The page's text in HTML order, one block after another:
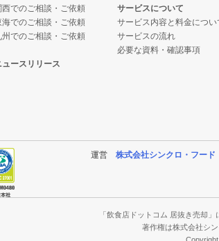
区の飲食店の居抜き売却物件の案件一覧
飲食店の居抜き売却物件の案件一覧
飲食店の居抜き売却物件の案件一覧
寺区の飲食店の居抜き売却物件の案件一覧
食店の居抜き売却物件の案件一覧
ラオケ・パブ・スナックの居抜き売却物件の案
ーの居抜き売却物件の案件一覧
食の居抜き売却物件の案件一覧
の他の居抜き売却物件の案件一覧
西でのご相談・ご依頼
海でのご相談・ご依頼
州でのご相談・ご依頼
ュースリリース
サービスについて
サービス内容と料金につい
サービスの流れ
必要な資料・確認事項
運営 株式会社シンクロ・フード
「飲食店ドットコム 居抜き売却
著作権は株式会社シ